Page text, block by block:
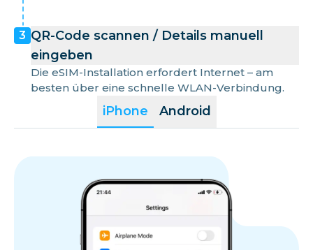
iPhone Android
3 QR-Code scannen / Details manuell
eingeben
Die eSIM-Installation erfordert Internet – am
besten über eine schnelle WLAN-Verbindung.